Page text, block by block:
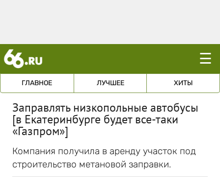
☰
ГЛАВНОЕ ЛУЧШЕЕ ХИТЫ
Заправлять низкопольные автобусы
[в Екатеринбурге будет все-таки
«Газпром»]
Компания получила в аренду участок под
строительство метановой заправки.